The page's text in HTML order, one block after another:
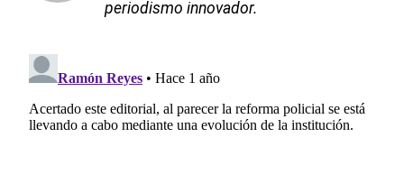
periodismo innovador.